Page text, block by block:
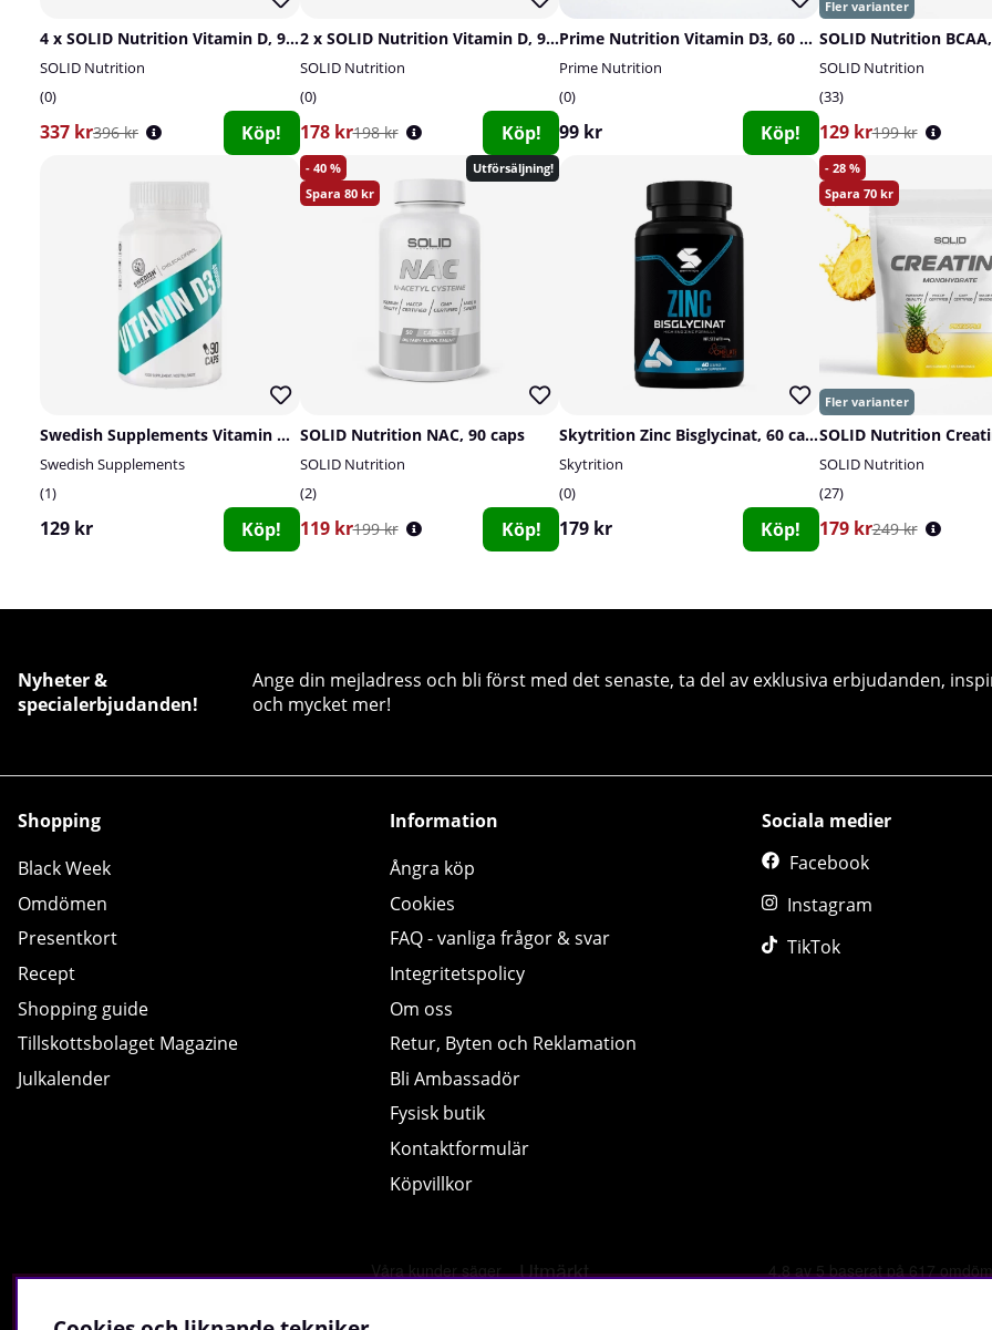
4 x SOLID Nutrition Vitamin D, 90 caps
SOLID Nutrition
0
337 kr396 kr Köp!
2 x SOLID Nutrition Vitamin D, 90 caps
SOLID Nutrition
0
178 kr198 kr Köp!
Prime Nutrition Vitamin D3, 60 caps
Prime Nutrition
0
99 kr Köp!
SOLID Nutrition
SOLID Nutrition
33
129 kr199 kr
Swedish Supplements Vitamin D3 4000IU, 90 caps
Swedish Supplements
1
129 kr Köp!
40
80
Utförsäljning!
SOLID Nutrition NAC, 90 caps
SOLID Nutrition
2
119 kr199 kr Köp!
Skytrition Zinc Bisglycinat, 60 caps
Skytrition
0
179 kr Köp!
28
70
SOLID Nutrition
27
179 kr249 kr
Nyheter &
specialerbjudanden!
Ange din mejladress och bli först med det senaste, ta del av exklusiva erbjudanden,
och mycket mer!
Shopping
Black Week
Omdömen
Presentkort
Recept
Shopping guide
Tillskottsbolaget Magazine
Julkalender
Information
Ångra köp
Cookies
FAQ - vanliga frågor & svar
Integritetspolicy
Om oss
Retur, Byten och Reklamation
Bli Ambassadör
Fysisk butik
Kontaktformulär
Köpvillkor
Sociala medier
Facebook
Instagram
TikTok